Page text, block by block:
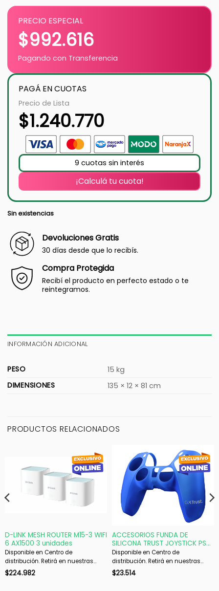
PRECIO ESPECIAL
$992.616
Pagando con Transferencia
PAGÁ EN CUOTAS
Precio de Lista
$1.240.770
9 cuotas sin interés
¡Calculá tu cuota!
Sin existencias
Devoluciones Gratis
30 días desde que lo recibís.
Compra Protegida
Recibí el producto en perfecto estado o te
reintegramos.
INFORMACIÓN ADICIONAL
PESO
15 kg
DIMENSIONES
135 × 12 × 81 cm
PRODUCTOS RELACIONADOS
D-LINK MESH ROUTER M15-3 WIFI
6 AX1500 3 unidades
Disponible en Centro de
distribución. Retirá en nuestras
sucursales en 48 hs hábiles. Si es
$224.982
ACCESORIOS FUNDA DE
SILICONA TRUST JOYSTICK PS5
BLUE GXT748
Disponible en Centro de
distribución. Retirá en nuestras
sucursales en 48 hs hábiles. Si es
$23.514